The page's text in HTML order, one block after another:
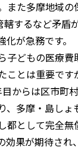
また多摩地域の
するなど矛盾
が急務です。
子どもの医療費
ことは重要です
からは区市町
、多摩・島しょ
都として完全無
効果が期待され